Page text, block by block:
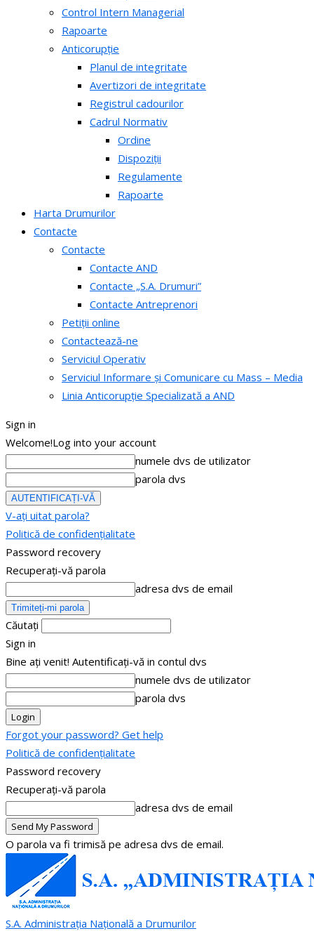
Control Intern Managerial
Rapoarte
Anticorupție
Planul de integritate
Avertizori de integritate
Registrul cadourilor
Cadrul Normativ
Ordine
Dispoziții
Regulamente
Rapoarte
Harta Drumurilor
Contacte
Contacte
Contacte AND
Contacte „S.A. Drumuri”
Contacte Antreprenori
Petiții online
Contactează-ne
Serviciul Operativ
Serviciul Informare și Comunicare cu Mass – Media
Linia Anticorupție Specializată a AND
Sign in
Welcome!Log into your account
numele dvs de utilizator
parola dvs
V-ați uitat parola?
Politică de confidențialitate
Password recovery
Recuperați-vă parola
adresa dvs de email
Căutați
Sign in
Bine ați venit! Autentificați-vă in contul dvs
numele dvs de utilizator
parola dvs
Forgot your password? Get help
Politică de confidențialitate
Password recovery
Recuperați-vă parola
adresa dvs de email
O parola va fi trimisă pe adresa dvs de email.
S.A. Administrația Națională a Drumurilor